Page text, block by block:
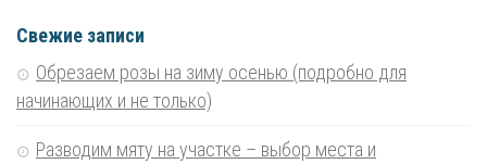
Свежие записи
Обрезаем розы на зиму осенью (подробно для
начинающих и не только)
Разводим мяту на участке – выбор места и